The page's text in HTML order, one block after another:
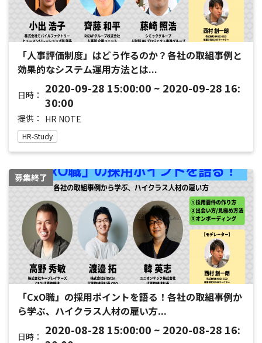
「人事評価制度」はどう作るのか？各社の取組事例と
効果的なシステム運用方法とは...
日時： 2020-09-28 15:00:00 ~ 2020-09-28 16:
30:00
提供： HR NOTE
HR-Study
募集終了
「CxO職」の採用ポイントを語る！各社の取組事例か
ら学ぶ、ハイクラス人材の雇い方...
日時： 2020-08-28 15:00:00 ~ 2020-08-28 16: